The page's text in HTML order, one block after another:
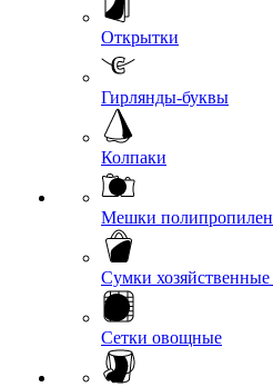
Открытки
Гирлянды-буквы
Колпаки
Мешки
Сумки
Сетки овощные